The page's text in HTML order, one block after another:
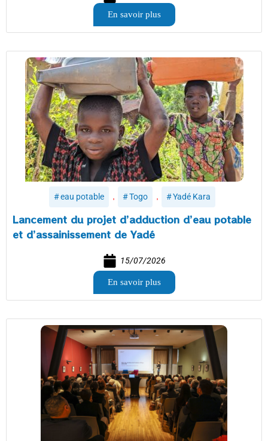
En savoir plus
eau potable , Togo , Yadé Kara
Lancement du projet d’adduction d’eau potable
et d’assainissement de Yadé
15/07/2026
En savoir plus